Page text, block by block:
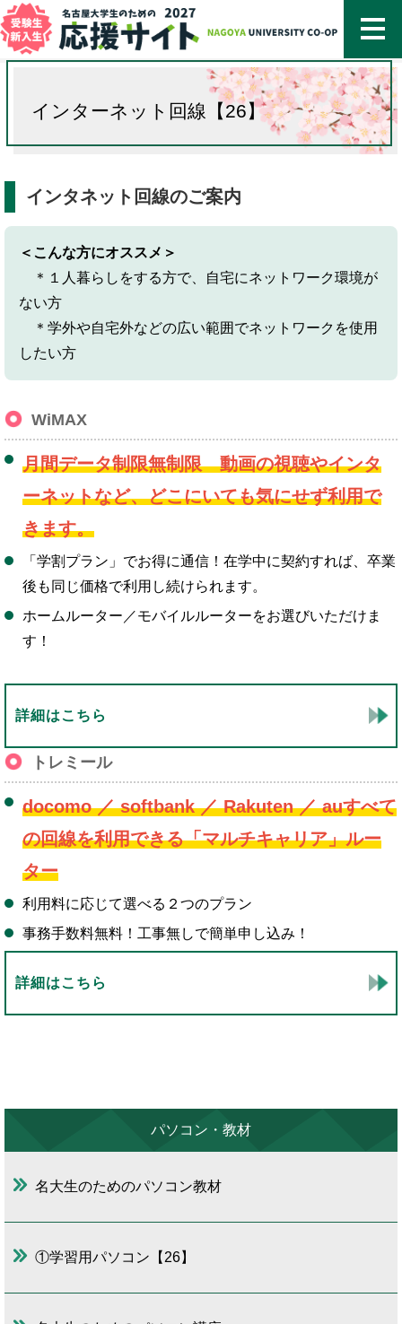
インターネット回線【26】
インタネット回線のご案内
＜こんな方にオススメ＞
＊１人暮らしをする方で、自宅にネットワーク環境が
ない方
＊学外や自宅外などの広い範囲でネットワークを使用
したい方
WiMAX
月間データ制限無制限 動画の視聴やインタ
ーネットなど、どこにいても気にせず利用で
きます。
「学割プラン」でお得に通信！在学中に契約すれば、卒業
後も同じ価格で利用し続けられます。
ホームルーター／モバイルルーターをお選びいただけま
す！
詳細はこちら
トレミール
docomo ／ softbank ／ Rakuten ／ auすべて
の回線を利用できる「マルチキャリア」ルー
ター
利用料に応じて選べる２つのプラン
事務手数料無料！工事無しで簡単申し込み！
詳細はこちら
パソコン・教材
名大生のためのパソコン教材
①学習用パソコン【26】